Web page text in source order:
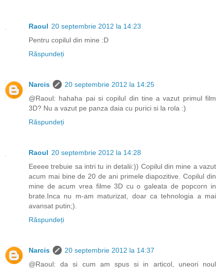
Raoul 20 septembrie 2012 la 14:23
Pentru copilul din mine :D
Răspundeți
Narcis
20 septembrie 2012 la 14:25
@Raoul: hahaha pai si copilul din tine a vazut primul film
3D? Nu a vazut pe panza daia cu purici si la rola :)
Răspundeți
Raoul 20 septembrie 2012 la 14:28
Eeeee trebuie sa intri tu in detalii:)) Copilul din mine a vazut
acum mai bine de 20 de ani primele diapozitive. Copilul din
mine de acum vrea filme 3D cu o galeata de popcorn in
brate.Inca nu m-am maturizat, doar ca tehnologia a mai
avansat putin;).
Răspundeți
Narcis
20 septembrie 2012 la 14:37
@Raoul: da si cum am spus si in articol, uneori noul